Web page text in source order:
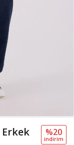
%20
i̇ndi̇ri̇m